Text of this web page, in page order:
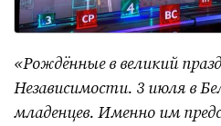
«Рождённые в великий
Независимости. 3 июля в
младенцев. Именно им